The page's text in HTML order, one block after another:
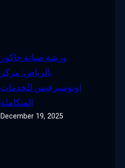
ورشة صيانة جاكور
بالرياض: مركز
اوتوسيرفيس للخدمات
المتكاملة
December 19, 2025